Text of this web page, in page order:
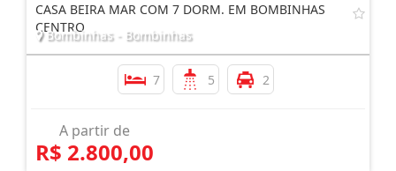
CASA BEIRA MAR COM 7 DORM. EM BOMBINHAS
CENTRO
Bombinhas - Bombinhas
7 5 2
A partir de
R$ 2.800,00